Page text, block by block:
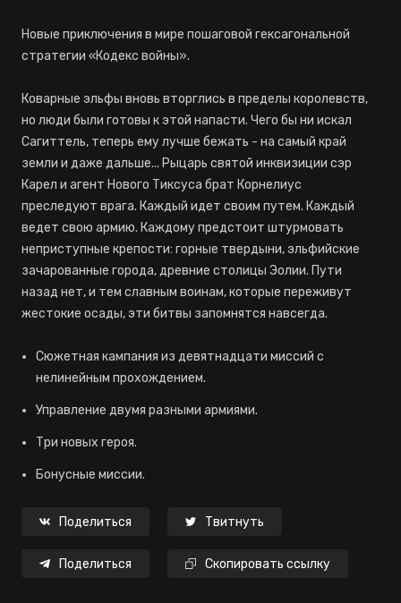
Новые приключения в мире пошаговой гексагональной
стратегии «Кодекс войны».
Коварные эльфы вновь вторглись в пределы королевств,
но люди были готовы к этой напасти. Чего бы ни искал
Сагиттель, теперь ему лучше бежать - на самый край
земли и даже дальше... Рыцарь святой инквизиции сэр
Карел и агент Нового Тиксуса брат Корнелиус
преследуют врага. Каждый идет своим путем. Каждый
ведет свою армию. Каждому предстоит штурмовать
неприступные крепости: горные твердыни, эльфийские
зачарованные города, древние столицы Эолии. Пути
назад нет, и тем славным воинам, которые переживут
жестокие осады, эти битвы запомнятся навсегда.
Сюжетная кампания из девятнадцати миссий с
нелинейным прохождением.
Управление двумя разными армиями.
Три новых героя.
Бонусные миссии.
Поделиться Твитнуть
Поделиться Скопировать ссылку